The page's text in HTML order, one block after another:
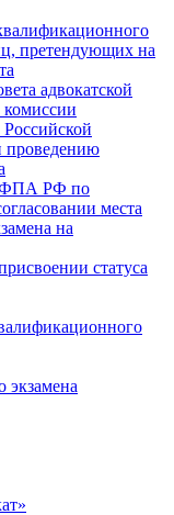
претендующих на
адвокатской
Российской
проведению
ФПА РФ по
места
на
статуса
экзамена